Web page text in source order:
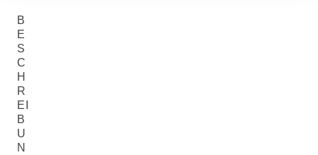
B
E
S
C
H
R
EI
B
U
N